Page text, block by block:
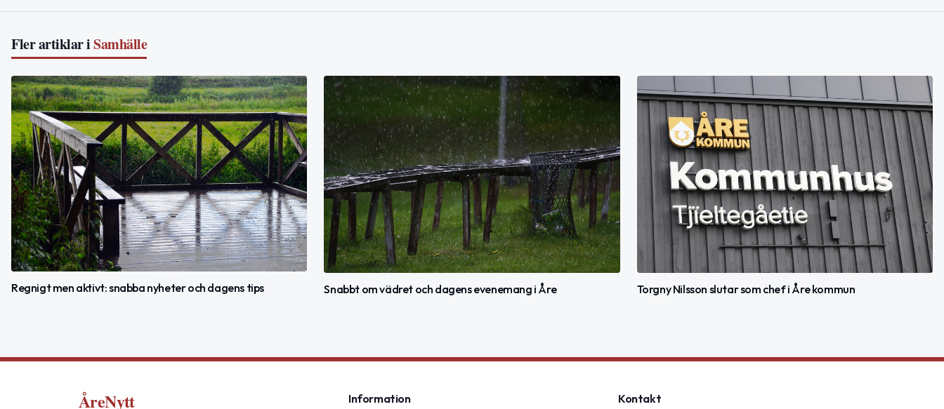
Fler artiklar iSamhälle
Regnigt men aktivt: snabba nyheter och dagens tips Snabbt om vädret och dagens evenemang i Åre Torgny Nilsson slutar som chef i Åre kommun
ÅreNytt Information Kontakt